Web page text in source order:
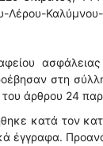
Λέρου-
στη
του άρθρου 24
κατά τον
έγγραφα.